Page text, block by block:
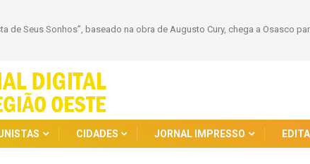
Seus Sonhos”, baseado na obra de Augusto Cury, chega a Osasco para
CIDADES JORNAL IMPRESSO